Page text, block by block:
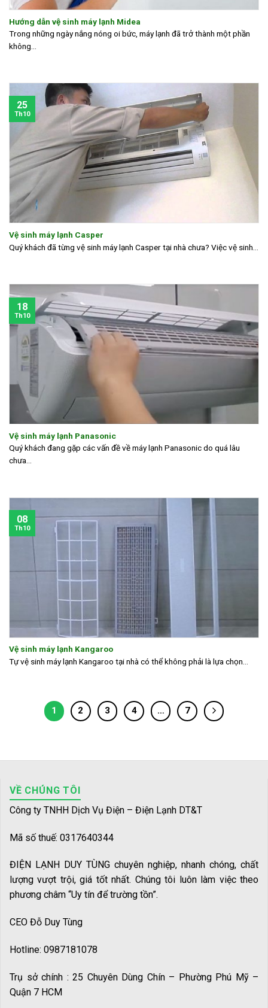
Hướng dẫn vệ sinh máy lạnh Midea
Trong những ngày nắng nóng oi bức, máy lạnh đã trở thành một phần
không...
Vệ sinh máy lạnh Casper
Quý khách đã từng vệ sinh máy lạnh Casper tại nhà chưa? Việc vệ sinh...
25
Th10
Vệ sinh máy lạnh Panasonic
Quý khách đang gặp các vấn đề về máy lạnh Panasonic do quá lâu
chưa...
18
Th10
Vệ sinh máy lạnh Kangaroo
Tự vệ sinh máy lạnh Kangaroo tại nhà có thể không phải là lựa chọn...
08
Th10
1 2 3 4 … 7
VỀ CHÚNG TÔI
Công ty TNHH Dịch Vụ Điện – Điện Lạnh DT&T
Mã số thuế: 0317640344
ĐIỆN LẠNH DUY TÙNG chuyên nghiệp, nhanh chóng, chất
lượng vượt trội, giá tốt nhất. Chúng tôi luôn làm việc theo
phương châm “Uy tín để trường tồn”.
CEO Đỗ Duy Tùng
Hotline: 0987181078
Trụ sở chính : 25 Chuyên Dùng Chín – Phường Phú Mỹ –
Quận 7 HCM